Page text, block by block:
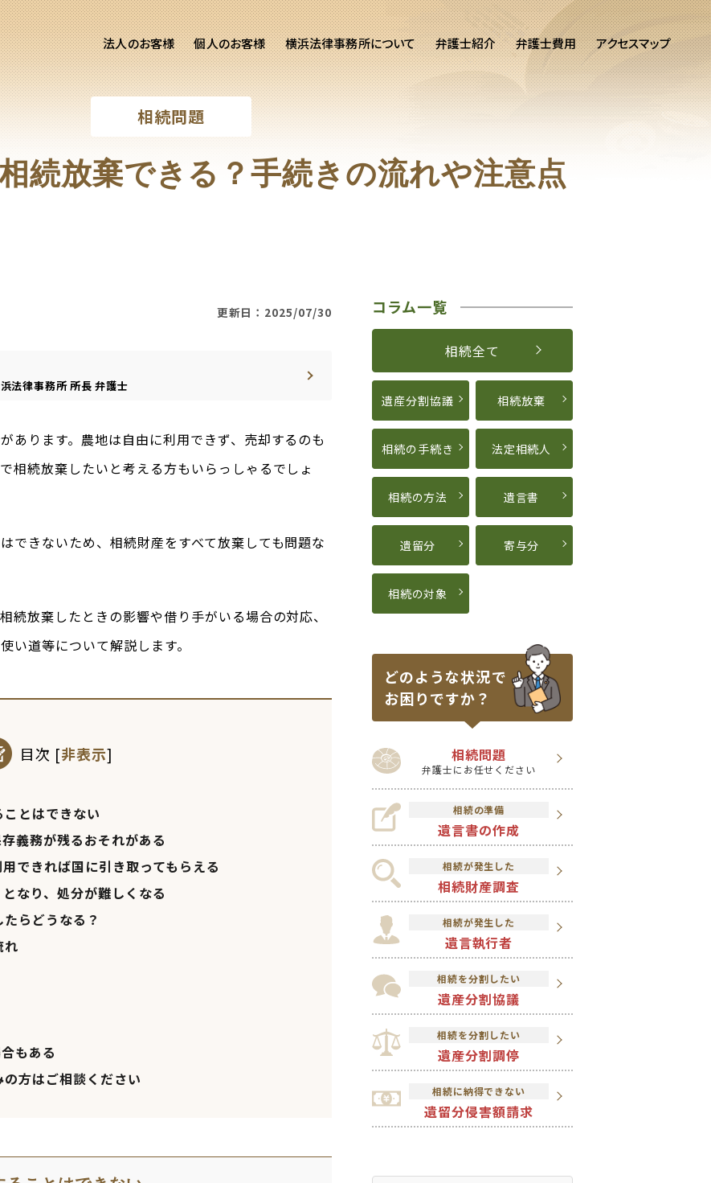
法人のお客様
ご相談
労務専用サイト
個人のお客様
個人のお客様ご相談
離婚問題 刑事事件
横浜法律事務所について 弁護士紹介 弁護士費用 アクセスマップ
相続問題
続放棄できる？手続きの流れや注意点
更新日：2025/07/30
法律事務所所長 弁護士
あります。農地は自由に利用できず、売却するのも
相続放棄したいと考える方もいらっしゃるでしょ
できないため、相続財産をすべて放棄しても問題な
続放棄したときの影響や借り手がいる場合の対応、
い道等について解説します。
目次 [非表示]
とはできない
義務が残るおそれがある
できれば国に引き取ってもらえる
なり、処分が難しくなる
らどうなる？
れ
もある
方はご相談ください
コラム一覧
相続全て
遺産分割協議 相続放棄
相続の手続き 法定相続人
相続の方法 遺言書
遺留分 寄与分
相続の対象
どのような状況で
お困りですか？
相続問題
弁護士にお任せください
相続の準備
遺言書の作成
相続が発生した
相続財産調査
相続が発生した
遺言執行者
相続を分割したい
遺産分割協議
相続を分割したい
遺産分割調停
相続に納得できない
遺留分侵害額請求